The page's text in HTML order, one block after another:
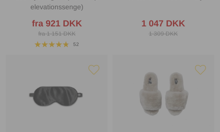
elevationssenge)
fra 921 DKK
fra 1 151 DKK
52
1 047 DKK
1 309 DKK